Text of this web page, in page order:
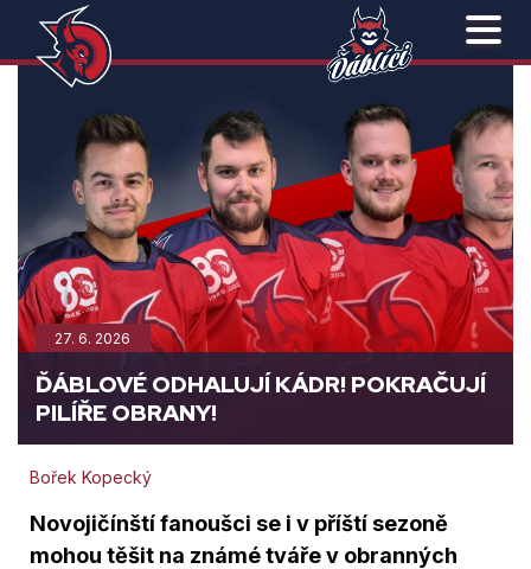
27. 6. 2026
ĎÁBLOVÉ ODHALUJÍ KÁDR! POKRAČUJÍ
PILÍŘE OBRANY!
Bořek Kopecký
Novojičínští fanoušci se i v příští sezoně
mohou těšit na známé tváře v obranných